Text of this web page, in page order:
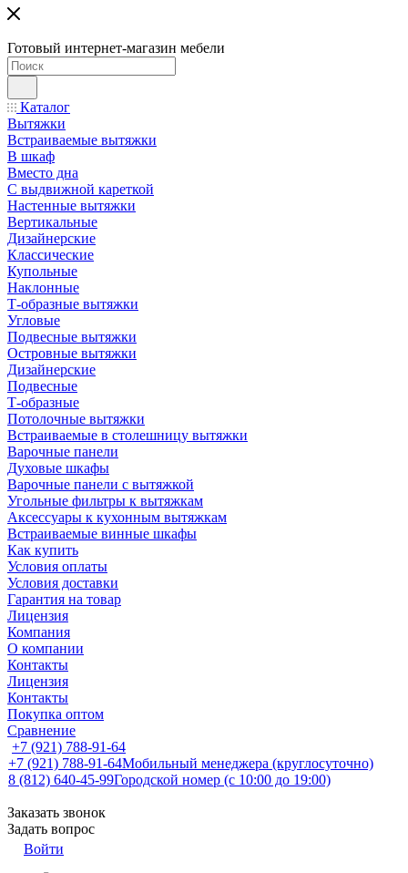
Готовый интернет-магазин мебели
Каталог
Вытяжки
Встраиваемые вытяжки
В шкаф
Вместо дна
С выдвижной кареткой
Настенные вытяжки
Вертикальные
Дизайнерские
Классические
Купольные
Наклонные
Т-образные вытяжки
Угловые
Подвесные вытяжки
Островные вытяжки
Дизайнерские
Подвесные
Т-образные
Потолочные вытяжки
Встраиваемые в столешницу вытяжки
Варочные панели
Духовые шкафы
Варочные панели с вытяжкой
Угольные фильтры к вытяжкам
Аксессуары к кухонным вытяжкам
Встраиваемые винные шкафы
Как купить
Условия оплаты
Условия доставки
Гарантия на товар
Лицензия
Компания
О компании
Контакты
Лицензия
Контакты
Покупка оптом
Сравнение
+7 (921) 788-91-64
+7 (921) 788-91-64Мобильный менеджера (круглосуточно)
8 (812) 640-45-99Городской номер (с 10:00 до 19:00)
Заказать звонок
Задать вопрос
Войти